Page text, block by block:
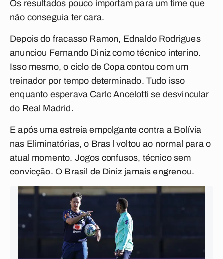
Os resultados pouco importam para um time que
não conseguia ter cara.
Depois do fracasso Ramon, Ednaldo Rodrigues
anunciou Fernando Diniz como técnico interino.
Isso mesmo, o ciclo de Copa contou com um
treinador por tempo determinado. Tudo isso
enquanto esperava Carlo Ancelotti se desvincular
do Real Madrid.
E após uma estreia empolgante contra a Bolívia
nas Eliminatórias, o Brasil voltou ao normal para o
atual momento. Jogos confusos, técnico sem
convicção. O Brasil de Diniz jamais engrenou.